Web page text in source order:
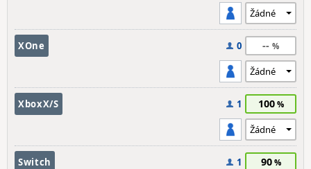
XOne 0 --
XboxX/S 1 100
Switch 1 90